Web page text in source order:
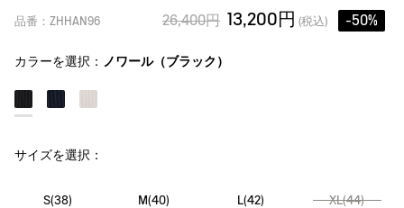
品番：ZHHAN96 26,400円 13,200円 (税込) -50%
カラーを選択： ノワール（ブラック）
サイズを選択：
S(38) M(40) L(42) XL(44)